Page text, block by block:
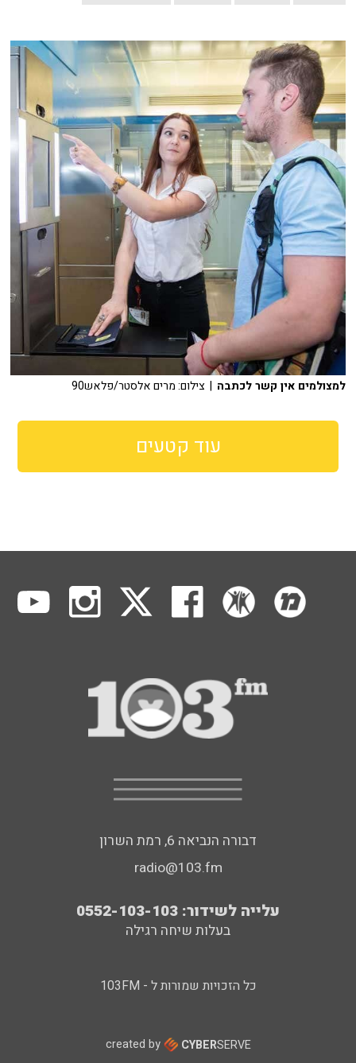
למצולמים אין קשר לכתבה | צילום: מרים אלסטר/פלאש90
עוד קטעים
דבורה הנביאה 6, רמת השרון
radio@103.fm
עלייה לשידור: 0552-103-103
בעלות שיחה רגילה
כל הזכויות שמורות ל - 103FM
created by CYBERSERVE